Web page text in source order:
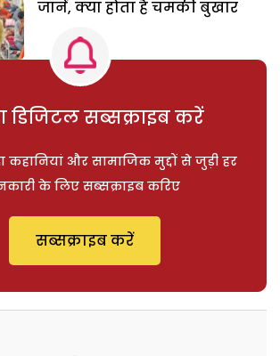
जानें, क्या होता है चमकी बुखार
डिजिटल सब्सक्राइब करें
कहानियां और सामाजिक मुद्दों से जुड़ी हर
के लिए सब्सक्राइब करिए
सब्सक्राइब करें